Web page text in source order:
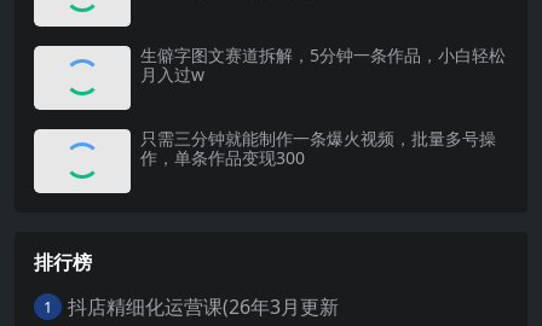
生僻字图文赛道拆解，5分钟一条作品，小白轻松
月入过w
只需三分钟就能制作一条爆火视频，批量多号操
作，单条作品变现300
排行榜
1 抖店精细化运营课(26年3月更新